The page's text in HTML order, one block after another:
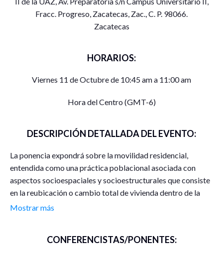
Fracc. Progreso, Zacatecas, Zac., C. P. 98066.
Zacatecas
HORARIOS:
Viernes 11 de Octubre de 10:45 am a 11:00 am
Hora del Centro (GMT-6)
DESCRIPCIÓN DETALLADA DEL EVENTO:
La ponencia expondrá sobre la movilidad residencial,
entendida como una práctica poblacional asociada con
aspectos socioespaciales y socioestructurales que consiste
en la reubicación o cambio total de vivienda dentro de la
misma localidad, municipio o estado. La relevancia de este
esta problemática.
Mostrar más
CONFERENCISTAS/PONENTES: